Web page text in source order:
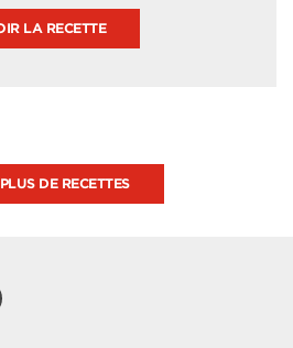
LA RECETTE
DE RECETTES